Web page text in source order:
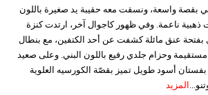
بقصة واسعة، ونسقت معه حقيبة يد صغيرة باللون
ذهبية ناعمة. وفي ظهور كاجوال آخر، ارتدت كنزة
بفتحة عنق مائلة كشفت عن أحد الكتفين، مع بنطال
وحزام جلدي رفيع باللون البني. وعلى صعيد
بفستان أسود طويل تميز بقصّة الكورسيه العلوية
المزيد